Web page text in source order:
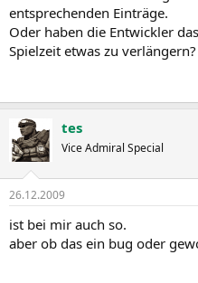
entsprechenden Einträge.
Oder haben die Entwickler
Spielzeit etwas zu verlängern?
tes
Vice Admiral Special
26.12.2009
ist bei mir auch so.
aber ob das ein bug oder